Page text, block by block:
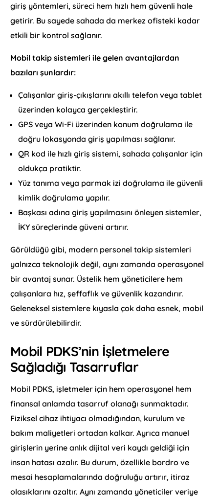
giriş yöntemleri, süreci hem hızlı hem güvenli hale
getirir. Bu sayede sahada da merkez ofisteki kadar
etkili bir kontrol sağlanır.
Mobil takip sistemleri ile gelen avantajlardan
bazıları şunlardır:
Çalışanlar giriş-çıkışlarını akıllı telefon veya tablet
üzerinden kolayca gerçekleştirir.
GPS veya Wi-Fi üzerinden konum doğrulama ile
doğru lokasyonda giriş yapılması sağlanır.
QR kod ile hızlı giriş sistemi, sahada çalışanlar için
oldukça pratiktir.
Yüz tanıma veya parmak izi doğrulama ile güvenli
kimlik doğrulama yapılır.
Başkası adına giriş yapılmasını önleyen sistemler,
İKY süreçlerinde güveni artırır.
Görüldüğü gibi, modern personel takip sistemleri
yalnızca teknolojik değil, aynı zamanda operasyonel
bir avantaj sunar. Üstelik hem yöneticilere hem
çalışanlara hız, şeffaflık ve güvenlik kazandırır.
Geleneksel sistemlere kıyasla çok daha esnek, mobil
ve sürdürülebilirdir.
Mobil PDKS’nin İşletmelere
Sağladığı Tasarruflar
Mobil PDKS, işletmeler için hem operasyonel hem
finansal anlamda tasarruf olanağı sunmaktadır.
Fiziksel cihaz ihtiyacı olmadığından, kurulum ve
bakım maliyetleri ortadan kalkar. Ayrıca manuel
girişlerin yerine anlık dijital veri kaydı geldiği için
insan hatası azalır. Bu durum, özellikle bordro ve
mesai hesaplamalarında doğruluğu artırır, itiraz
olasıklarını azaltır. Aynı zamanda yöneticiler veriye